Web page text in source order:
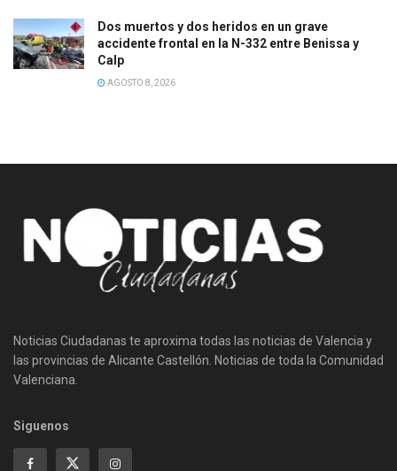
Dos muertos y dos heridos en un grave
accidente frontal en la N-332 entre Benissa y
Calp
AGOSTO 8, 2026
Noticias Ciudadanas te aproxima todas las noticias de Valencia y
las provincias de Alicante Castellón. Noticias de toda la Comunidad
Valenciana.
Siguenos